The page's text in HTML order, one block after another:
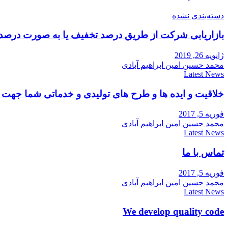
دسته‌بندی نشده
بازاریابی شرکت از طریق درصد تخفیف یا به صورت
ژانویه 26, 2019
محمد حسین امین ابراهیم آبادی
Latest News
خلاقیت و ایده ها و طرح های تولیدی و خدماتی شما
فوریه 5, 2017
محمد حسین امین ابراهیم آبادی
Latest News
تماس با ما
فوریه 5, 2017
محمد حسین امین ابراهیم آبادی
Latest News
We develop quality code